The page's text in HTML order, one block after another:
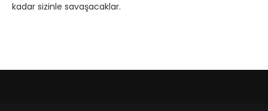
kadar sizinle savaşacaklar.